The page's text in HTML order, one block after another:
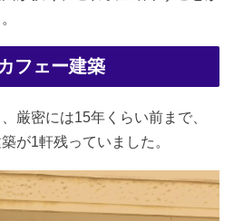
フェー建築
厳密には15年くらい前まで、
が1軒残っていました。